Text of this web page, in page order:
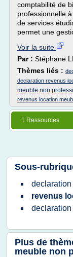
comptabilité de
professionnelle
de services
permet une
Voir la suite
Par : Stéphane
Thèmes liés :
declaration revenus
meuble non
revenus location
1 Ressources
Sous-
declaration
revenus
declaration
Plus de
meuble non